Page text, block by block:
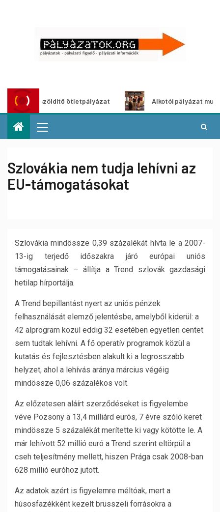
Városzöldítő ötletpályázat Alkotói pályázat
Szlovákia nem tudja lehívni az
EU-támogatásokat
Szlovákia mindössze 0,39 százalékát hívta le a 2007-
13-ig terjedő időszakra járó európai uniós
támogatásainak – állítja a Trend szlovák gazdasági
hetilap hírportálja.
A Trend bepillantást nyert az uniós pénzek
felhasználását elemző jelentésbe, amelyből kiderül: a
42 alprogram közül eddig 32 esetében egyetlen centet
sem tudtak lehívni. A fő operatív programok közül a
kutatás és fejlesztésben alakult ki a legrosszabb
helyzet, ahol a lehívás aránya március végéig
mindössze 0,06 százalékos volt.
Az előzetesen aláírt szerződéseket is figyelembe
véve Pozsony a 13,4 milliárd eurós, 7 évre szóló keret
mindössze 5 százalékát merítette ki vagy kötötte le. A
már lehívott 52 millió euró a Trend szerint eltörpül a
cseh teljesítmény mellett, hiszen Prága csak 2008-ban
628 millió euróhoz jutott.
Az adatok azért is figyelemre méltóak, mert a
húsosfazékként kezelt brüsszeli forrásokra a